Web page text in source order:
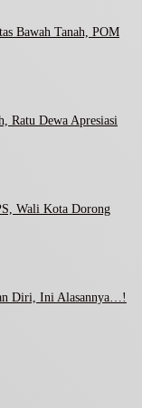
Bawah Tanah, POM
Ratu Dewa Apresiasi
Wali Kota Dorong
Diri, Ini Alasannya…!